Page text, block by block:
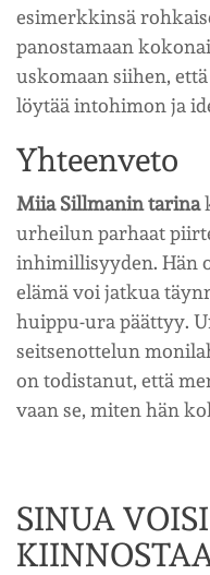
esimerkkinsä
panostamaan
uskomaan siihen,
löytää intohimon ja
Yhteenveto
Miia Sillmanin tarina
urheilun parhaat
inhimillisyyden. Hän
elämä voi jatkua
huippu-ura päättyy.
seitsenottelun
on todistanut, että
vaan se, miten hän
SINUA